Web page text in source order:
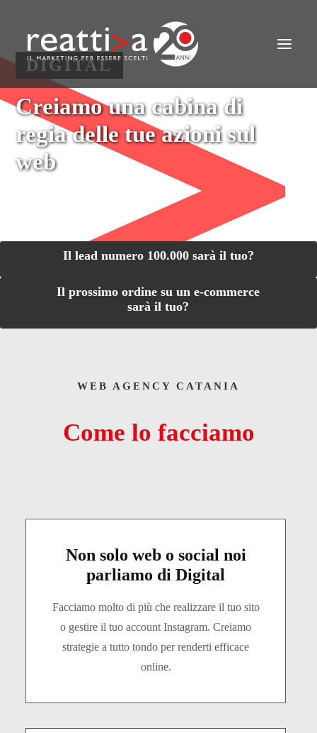
CHI SIAMO
AREE
METODO
CHI CI HA SCELTO
STRATEGIE
AZIONI PRATICHE
DIGITAL
Creiamo una cabina di
regia delle tue azioni sul
web
Il lead numero 100.000 sarà il tuo?
Il prossimo ordine su un e-commerce
sarà il tuo?
WEB AGENCY CATANIA
Come lo facciamo
Non solo web o social noi
parliamo di Digital
Facciamo molto di più che realizzare il tuo sito
o gestire il tuo account Instagram. Creiamo
strategie a tutto tondo per renderti efficace
online.